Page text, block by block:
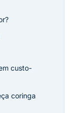
custo-
coringa